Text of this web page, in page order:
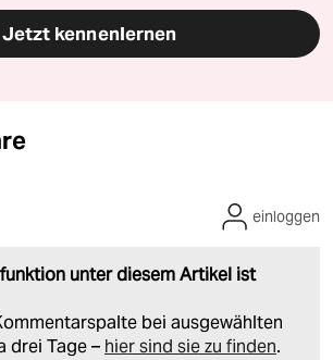
Jetzt kennenlernen
unter diesem Artikel ist
bei ausgewählten
drei Tage – hier sind sie zu finden.
einloggen